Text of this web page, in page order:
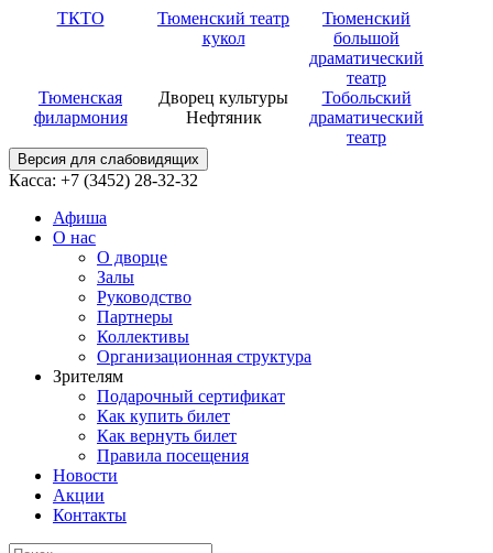
ТКТО
Тюменский театр
кукол
Тюменский
большой
драматический
театр
Тюменская
филармония
Дворец культуры
Нефтяник
Тобольский
драматический
театр
Версия для слабовидящих
Касса: +7 (3452) 28-32-32
Афиша
О нас
О дворце
Залы
Руководство
Партнеры
Коллективы
Организационная структура
Зрителям
Подарочный сертификат
Как купить билет
Как вернуть билет
Правила посещения
Новости
Акции
Контакты